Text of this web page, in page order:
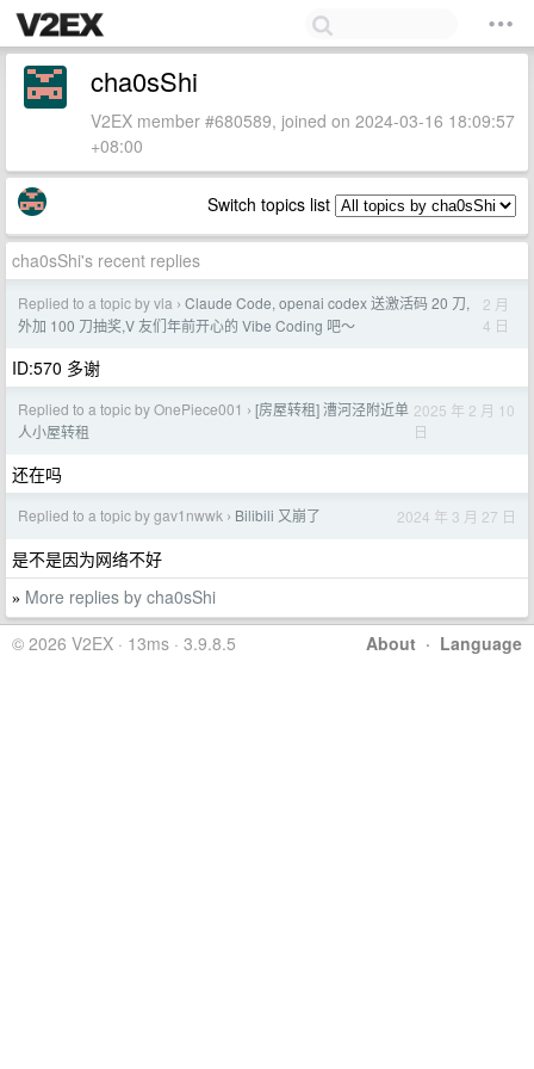
cha0sShi
V2EX member #680589, joined on 2024-03-16 18:09:57
+08:00
Switch topics list
cha0sShi's recent replies
Replied to a topic by vla › Claude Code, openai codex 送激活码 20 刀,
外加 100 刀抽奖,V 友们年前开心的 Vibe Coding 吧～
2 月
4 日
ID:570 多谢
Replied to a topic by OnePiece001 › [房屋转租] 漕河泾附近单
人小屋转租
2025 年 2 月 10
日
还在吗
Replied to a topic by gav1nwwk › Bilibili 又崩了 2024 年 3 月 27 日
是不是因为网络不好
» More replies by cha0sShi
About · Language
© 2026 V2EX · 13ms · 3.9.8.5